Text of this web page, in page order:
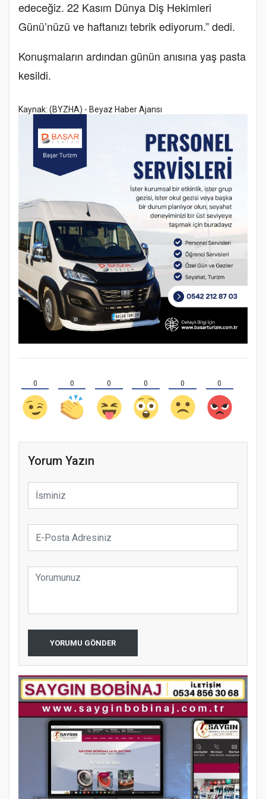
edeceğiz. 22 Kasım Dünya Diş Hekimleri
Günü’nüzü ve haftanızı tebrik ediyorum.” dedi.
Konuşmaların ardından günün anısına yaş pasta
kesildi.
Kaynak: (BYZHA) - Beyaz Haber Ajansı
0 0 0 0 0 0
Yorum Yazın
YORUMU GÖNDER